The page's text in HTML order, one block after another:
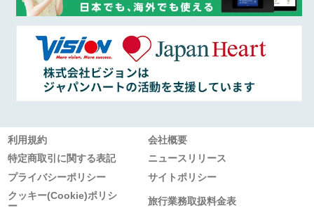
利用規約
会社概要
特定商取引に関する表記
ニュースリリース
プライバシーポリシー
サイトポリシー
クッキー(Cookie)ポリシ
ー
旅行業務取扱料金表